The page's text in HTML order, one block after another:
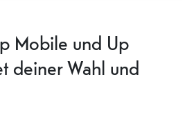
Mobile und Up
deiner Wahl und